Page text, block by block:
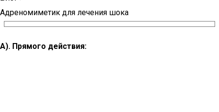
Адреномиметик для лечения шока
А). Прямого действия: